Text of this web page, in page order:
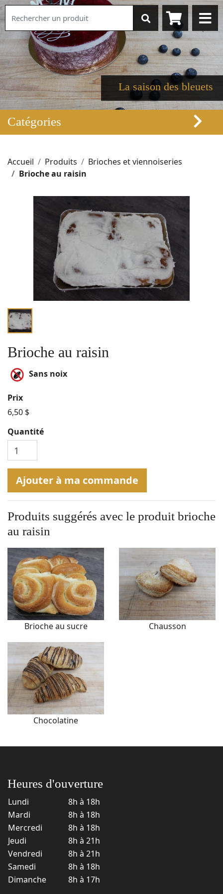
La saison des bleuets
Catégories
Accueil Produits
Brioches et viennoiseries
Brioche au raisin
Brioche au raisin
Sans noix
Prix
6,50 $
Quantité
Ajouter à ma commande
Produits suggérés avec le produit brioche
au raisin
Brioche au sucre Chausson
Chocolatine
Heures d'ouverture
Lundi
8h à 18h
Mardi
8h à 18h
Mercredi
8h à 18h
Jeudi
8h à 21h
Vendredi
8h à 21h
Samedi
8h à 18h
Dimanche
8h à 17h